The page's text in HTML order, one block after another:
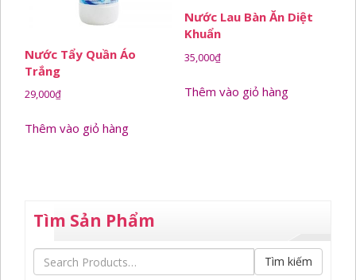
Nước Tẩy Quần Áo
Trắng
29,000₫
Thêm vào giỏ hàng
Nước Lau Bàn Ăn Diệt
Khuẩn
35,000₫
Thêm vào giỏ hàng
Tìm Sản Phẩm
Tìm kiếm